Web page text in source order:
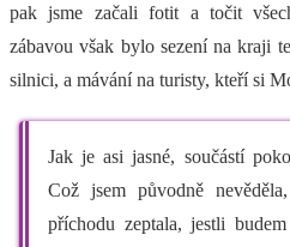
pak jsme začali fotit a točit
zábavou však bylo sezení na kraji
silnici, a mávání na turisty, kteří si
Jak je asi jasné, součástí
Což jsem původně
příchodu zeptala, jestli